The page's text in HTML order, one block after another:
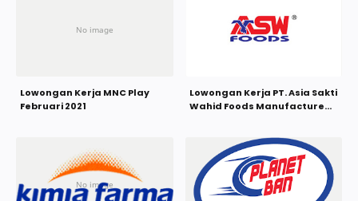
Lowongan Kerja MNC Play
Februari 2021
Lowongan Kerja PT. Asia Sakti
Wahid Foods Manufacture